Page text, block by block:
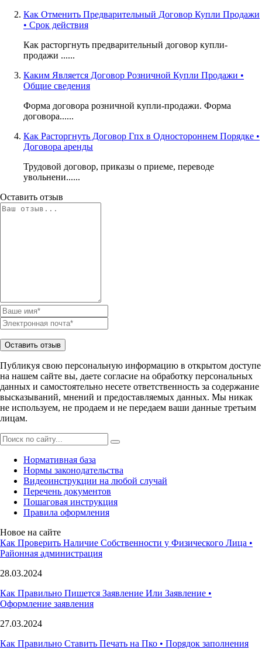
Как Отменить Предварительный Договор Купли Продажи
• Срок действия
Как расторгнуть предварительный договор купли-
продажи ......
Каким Является Договор Розничной Купли Продажи •
Общие сведения
Форма договора розничной купли-продажи. Форма
договора......
Как Расторгнуть Договор Гпх в Одностороннем Порядке •
Договора аренды
Трудовой договор, приказы о приеме, переводе
увольнени......
Оставить отзыв
Публикуя свою персональную информацию в открытом доступе
на нашем сайте вы, даете согласие на обработку персональных
данных и самостоятельно несете ответственность за содержание
высказываний, мнений и предоставляемых данных. Мы никак
не используем, не продаем и не передаем ваши данные третьим
лицам.
Нормативная база
Нормы законодательства
Видеоинструкции на любой случай
Перечень документов
Пошаговая инструкция
Правила оформления
Новое на сайте
Как Проверить Наличие Собственности у Физического Лица •
Paйoннaя aдминиcтpaция
28.03.2024
Как Правильно Пишется Заявление Или Заявление •
Оформление заявления
27.03.2024
Как Правильно Ставить Печать на Пко • Порядок заполнения